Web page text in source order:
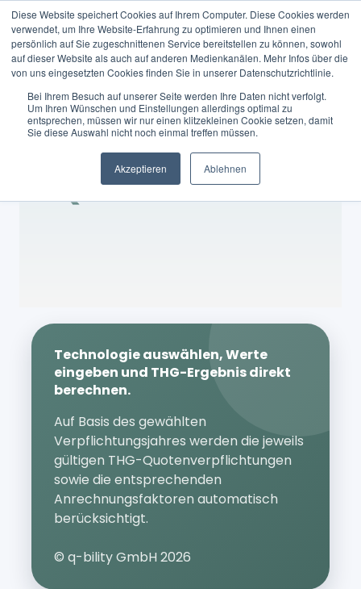
Diese Website speichert Cookies auf Ihrem Computer. Diese Cookies werden
verwendet, um Ihre Website-Erfahrung zu optimieren und Ihnen einen
persönlich auf Sie zugeschnittenen Service bereitstellen zu können, sowohl
auf dieser Website als auch auf anderen Medienkanälen. Mehr Infos über die
von uns eingesetzten Cookies finden Sie in unserer Datenschutzrichtlinie.
Bei Ihrem Besuch auf unserer Seite werden Ihre Daten nicht verfolgt.
Um Ihren Wünschen und Einstellungen allerdings optimal zu
entsprechen, müssen wir nur einen klitzekleinen Cookie setzen, damit
Sie diese Auswahl nicht noch einmal treffen müssen.
Akzeptieren Ablehnen
DE
THG
Quotenrechner
Technologie auswählen, Werte
eingeben und THG-Ergebnis direkt
berechnen.
Auf Basis des gewählten
Verpflichtungsjahres werden die jeweils
gültigen THG-Quotenverpflichtungen
sowie die entsprechenden
Anrechnungsfaktoren automatisch
berücksichtigt.
© q-bility GmbH 2026